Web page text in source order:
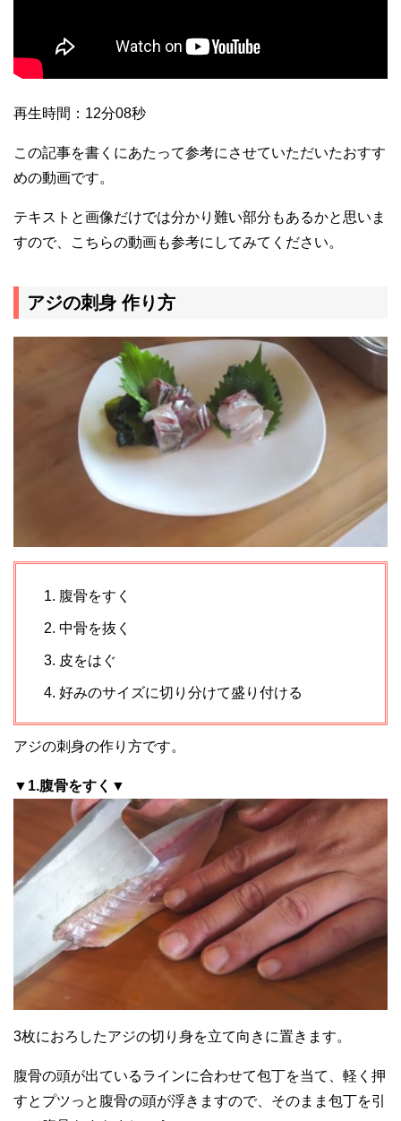
再生時間：12分08秒
この記事を書くにあたって参考にさせていただいたおすす
めの動画です。
テキストと画像だけでは分かり難い部分もあるかと思いま
すので、こちらの動画も参考にしてみてください。
アジの刺身 作り方
腹骨をすく
中骨を抜く
皮をはぐ
好みのサイズに切り分けて盛り付ける
アジの刺身の作り方です。
▼1.腹骨をすく▼
3枚におろしたアジの切り身を立て向きに置きます。
腹骨の頭が出ているラインに合わせて包丁を当て、軽く押
すとプツっと腹骨の頭が浮きますので、そのまま包丁を引